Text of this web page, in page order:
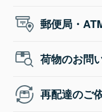
郵便局・
荷物のお問
再配達のご